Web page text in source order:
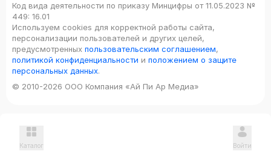
Код вида деятельности по приказу Минцифры от 11.05.2023 №
449: 16.01
Используем cookies для корректной работы сайта,
персонализации пользователей и других целей,
предусмотренных пользовательским соглашением,
политикой конфиденциальности и положением о защите
персональных данных.
© 2010-2026 ООО Компания «Ай Пи Ар Медиа»
Каталог Войти